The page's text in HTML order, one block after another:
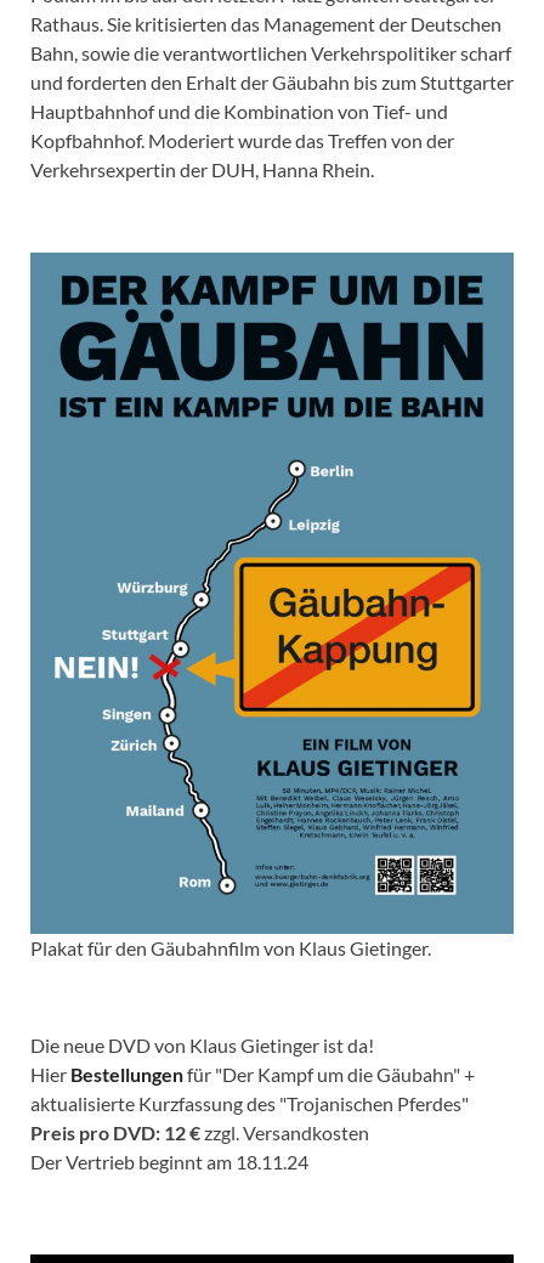
Rathaus. Sie kritisierten das Management der Deutschen
Bahn, sowie die verantwortlichen Verkehrspolitiker scharf
und forderten den Erhalt der Gäubahn bis zum Stuttgarter
Hauptbahnhof und die Kombination von Tief- und
Kopfbahnhof. Moderiert wurde das Treffen von der
Verkehrsexpertin der DUH, Hanna Rhein.
Plakat für den Gäubahnfilm von Klaus Gietinger.
Die neue DVD von Klaus Gietinger ist da!
Hier Bestellungenfür "Der Kampf um die Gäubahn" +
aktualisierte Kurzfassung des "Trojanischen Pferdes"
Preis pro DVD: 12 €zzgl. Versandkosten
Der Vertrieb beginnt am 18.11.24